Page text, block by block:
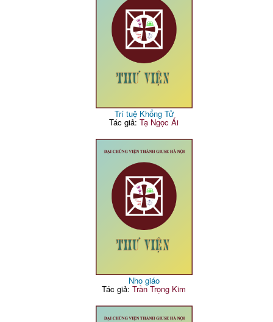
Trí tuệ Khổng Tử
Tác giả:Tạ Ngọc Ái
Nho giáo
Tác giả:Trần Trọng Kim